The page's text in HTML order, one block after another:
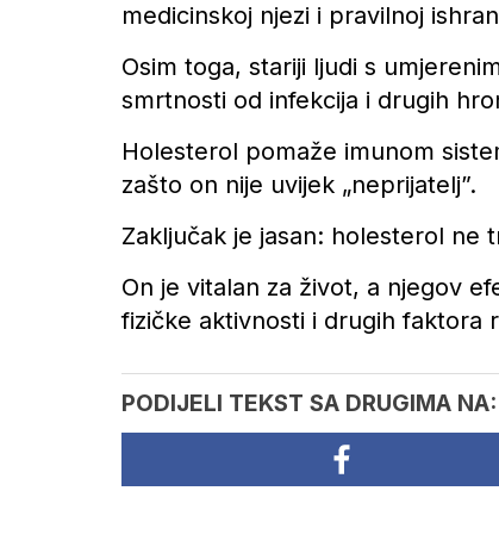
medicinskoj njezi i pravilnoj
Osim toga, stariji ljudi s
smrtnosti od infekcija i drugih
Holesterol pomaže imunom
zašto on nije uvijek „neprijatelj”.
Zaključak je jasan: holesterol ne
On je vitalan za život, a njegov
fizičke aktivnosti i drugih faktora
PODIJELI TEKST SA DRUGIMA NA: